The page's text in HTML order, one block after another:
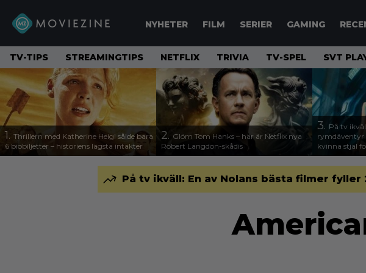
NYHETER FILM SERIER GAMING
TV-TIPS STREAMINGTIPS NETFLIX TRIVIA TV-SPEL SVT
1. Thrillern med Katherine Heigl sålde bara
6 biobiljetter – historiens lägsta intäkter
2. Glöm Tom Hanks – här är Netflix nya
Robert Langdon-skådis
3. På tv
rymdäventyr
kvinna stjäl
På tv ikväll: En av Nolans bästa filmer